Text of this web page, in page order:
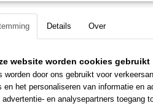
Details Over
website worden cookies gebruikt
worden door ons gebruikt voor
en het personaliseren van informatie en
advertentie- en analysepartners toegang